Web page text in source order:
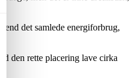
det samlede energiforbrug,
den rette placering lave cirka